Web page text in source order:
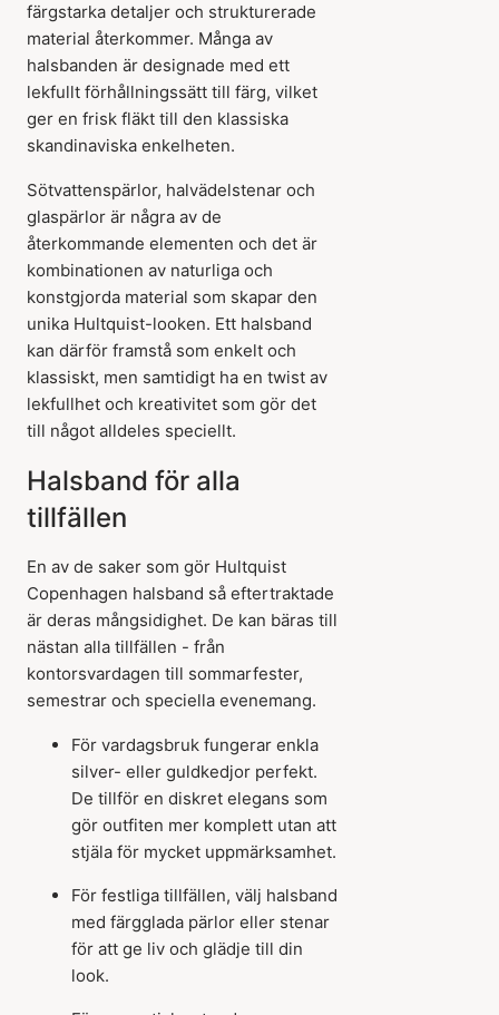
färgstarka detaljer och strukturerade
material återkommer. Många av
halsbanden är designade med ett
lekfullt förhållningssätt till färg, vilket
ger en frisk fläkt till den klassiska
skandinaviska enkelheten.
Sötvattenspärlor, halvädelstenar och
glaspärlor är några av de
återkommande elementen och det är
kombinationen av naturliga och
konstgjorda material som skapar den
unika Hultquist-looken. Ett halsband
kan därför framstå som enkelt och
klassiskt, men samtidigt ha en twist av
lekfullhet och kreativitet som gör det
till något alldeles speciellt.
Halsband för alla
tillfällen
En av de saker som gör Hultquist
Copenhagen halsband så eftertraktade
är deras mångsidighet. De kan bäras till
nästan alla tillfällen - från
kontorsvardagen till sommarfester,
semestrar och speciella evenemang.
För vardagsbruk fungerar enkla
silver- eller guldkedjor perfekt.
De tillför en diskret elegans som
gör outfiten mer komplett utan att
stjäla för mycket uppmärksamhet.
För festliga tillfällen, välj halsband
med färgglada pärlor eller stenar
för att ge liv och glädje till din
look.